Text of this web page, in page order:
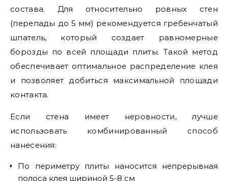
состава. Для относительно ровных стен
(перепады до 5 мм) рекомендуется гребенчатый
шпатель, который создает равномерные
борозды по всей площади плиты. Такой метод
обеспечивает оптимальное распределение клея
и позволяет добиться максимальной площади
контакта.
Если стена имеет неровности, лучше
использовать комбинированный способ
нанесения:
По периметру плиты наносится непрерывная
полоса клея шириной 5-8 см